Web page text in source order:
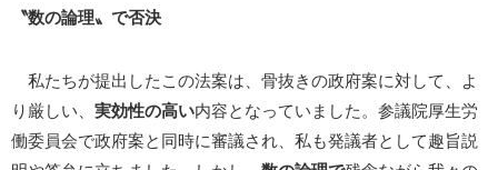
〝数の論理〟で否決
私たちが提出したこの法案は、骨抜きの政府案に対して、よ
り厳しい、 実効性の高い内容となっていました。参議院厚生労
働委員会で政府案と同時に審議され、私も発議者として趣旨説